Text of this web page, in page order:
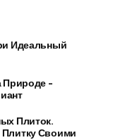
Идеальный
Природе –
Плиток.
Своими